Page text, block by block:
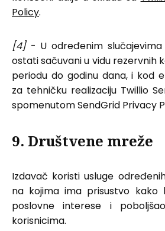
Policy.
[4]- U određenim slučajevima
ostati sačuvani u vidu rezervnih
periodu do godinu dana, i kod
za tehničku realizaciju Twillio
spomenutom SendGrid Privacy
9. Društvene mreže
Izdavač koristi usluge
na kojima ima prisustvo kako
poslovne interese i
korisnicima.